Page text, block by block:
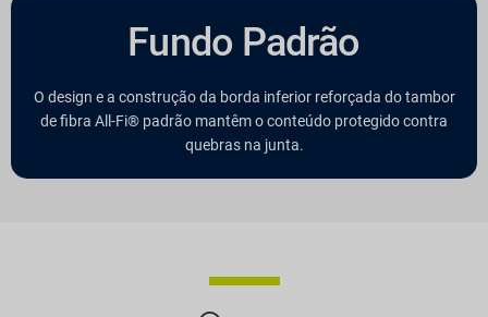
Fundo Padrão
O design e a construção da borda inferior reforçada do tambor
de fibra All-Fi® padrão mantêm o conteúdo protegido contra
quebras na junta.